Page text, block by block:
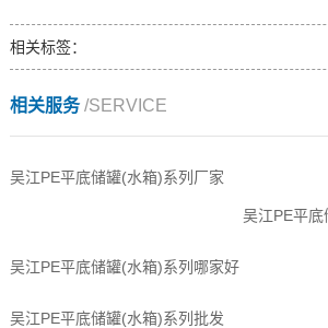
相关标签：
相关服务/SERVICE
吴江PE平底储罐(水箱)系列厂家
吴江PE平
吴江PE平底储罐(水箱)系列哪家好
吴江PE平底储罐(水箱)系列批发